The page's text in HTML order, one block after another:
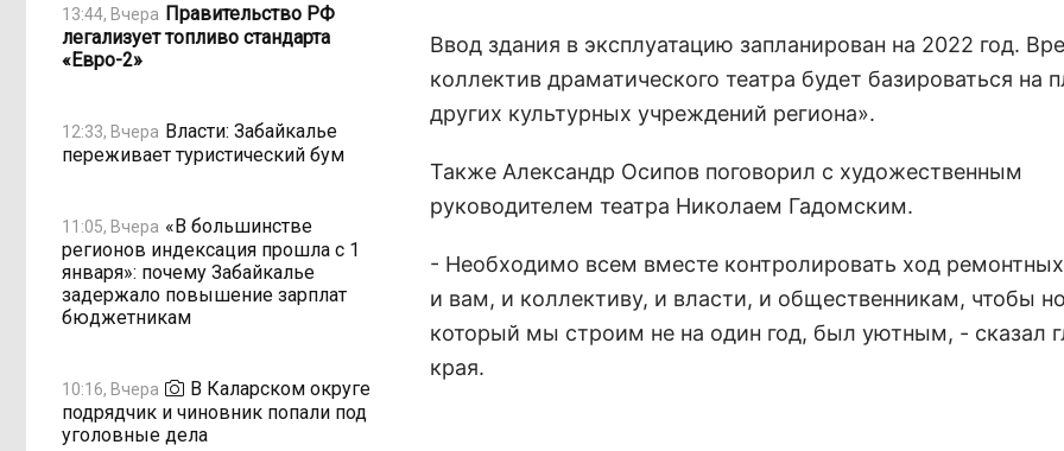
13:44, Вчера Правительство РФ
легализует топливо стандарта
«Евро-2»
12:33, Вчера Власти: Забайкалье
переживает туристический бум
11:05, Вчера «В большинстве
регионов индексация прошла с 1
января»: почему Забайкалье
задержало повышение зарплат
бюджетникам
10:16, Вчера
В Каларском округе
подрядчик и чиновник попали под
уголовные дела
Ввод здания в эксплуатацию запланирован на 2022 год.
коллектив драматического театра будет базироваться на
других культурных учреждений региона».
Также Александр Осипов поговорил с художественным
руководителем театра Николаем Гадомским.
- Необходимо всем вместе контролировать ход
и вам, и коллективу, и власти, и общественникам, чтобы
который мы строим не на один год, был уютным, - сказал
края.